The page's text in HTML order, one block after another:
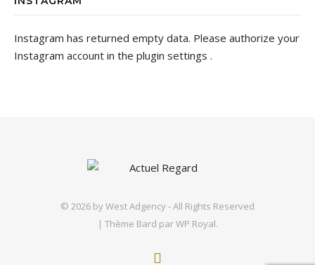
Instagram has returned empty data. Please authorize your
Instagram account in the plugin settings .
© 2026 byWest Adgency- All Rights Reserved
| Thème Bard parWP Royal.